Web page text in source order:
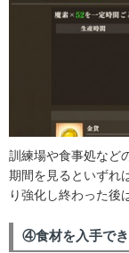
訓練場や食事処など
期間を見るといずれ
り強化し終わった後
④食材を入手で